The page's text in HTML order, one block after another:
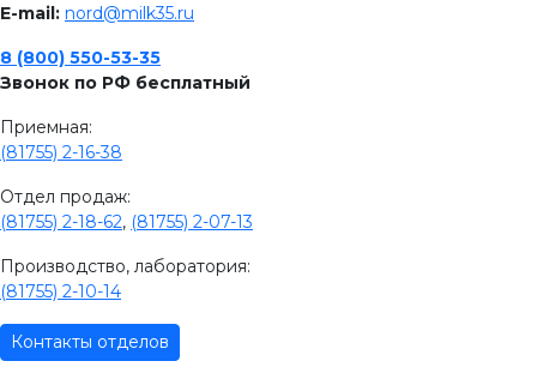
E-mail: nord@milk35.ru
8 (800) 550-53-35
Звонок по РФ бесплатный
Приемная:
(81755) 2-16-38
Отдел продаж:
(81755) 2-18-62, (81755) 2-07-13
Производство, лаборатория:
(81755) 2-10-14
Контакты отделов